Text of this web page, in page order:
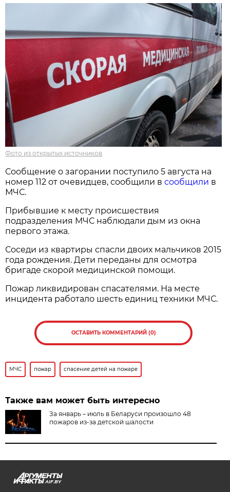
Фото из открытых источников
Сообщение о загорании поступило 5 августа на
номер 112 от очевидцев, сообщили всообщили в
МЧС.
Прибывшие к месту происшествия
подразделения МЧС наблюдали дым из окна
первого этажа.
Соседи из квартиры спасли двоих мальчиков 2015
года рождения. Дети переданы для осмотра
бригаде скорой медицинской помощи.
Пожар ликвидирован спасателями. На месте
инцидента работало шесть единиц техники МЧС.
ОСТАВИТЬ КОММЕНТАРИЙ (0)
МЧС пожар спасение детей на пожаре
Также вам может быть интересно
За январь – июль в Беларуси произошло 48
пожаров из-за детской шалости
AIF.BY